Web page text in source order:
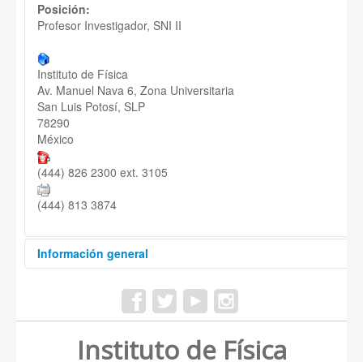
Posición:
Profesor Investigador, SNI II
Instituto de Física
Av. Manuel Nava 6, Zona Universitaria
San Luis Potosí, SLP
78290
México
(444) 826 2300 ext. 3105
(444) 813 3874
Información general
Cuerpo académico:Altas Energías
Fisica de Colisionadores en LHC, Medidas del
Instituto de Física